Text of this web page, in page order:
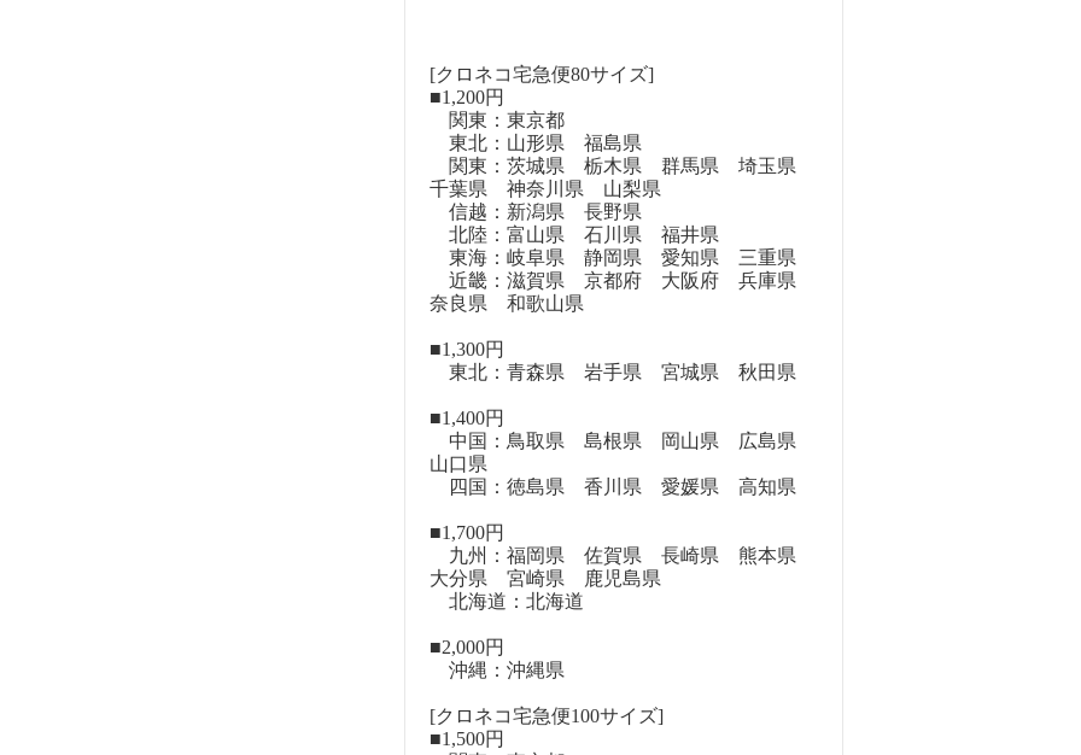
[クロネコ宅急便80サイズ]
■1,200円
関東：東京都
東北：山形県 福島県
関東：茨城県 栃木県 群馬県 埼玉県
千葉県 神奈川県 山梨県
信越：新潟県 長野県
北陸：富山県 石川県 福井県
東海：岐阜県 静岡県 愛知県 三重県
近畿：滋賀県 京都府 大阪府 兵庫県
奈良県 和歌山県
■1,300円
東北：青森県 岩手県 宮城県 秋田県
■1,400円
中国：鳥取県 島根県 岡山県 広島県
山口県
四国：徳島県 香川県 愛媛県 高知県
■1,700円
九州：福岡県 佐賀県 長崎県 熊本県
大分県 宮崎県 鹿児島県
北海道：北海道
■2,000円
沖縄：沖縄県
[クロネコ宅急便100サイズ]
■1,500円